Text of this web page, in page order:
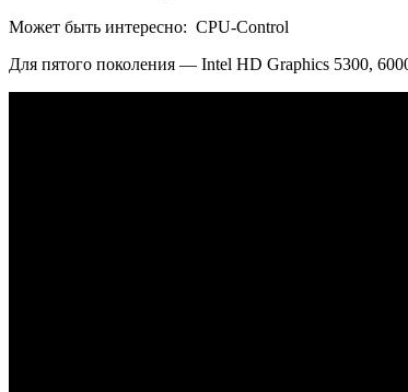
Может быть интересно: CPU-Control
Для пятого поколения — Intel HD Graphics 5300,